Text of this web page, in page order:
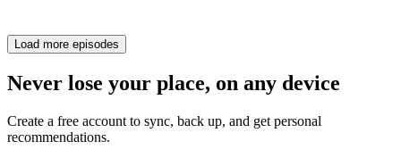
Load more episodes
Never lose your place, on any device
Create a free account to sync, back up, and get personal
recommendations.